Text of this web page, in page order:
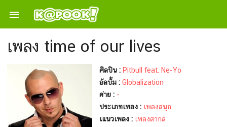

เพลง time of our lives
ศิลปิน : Pitbull feat. Ne-Yo
อัลบั้ม : Globalization
ค่าย : -
ประเภทเพลง : เพลงสนุก
เแนวเพลง : เพลงสากล